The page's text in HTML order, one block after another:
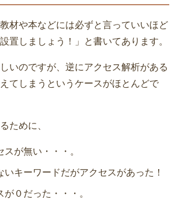
材や本などには必ずと言っていいほど
置しましょう！」と書いてあります。
いのですが、逆にアクセス解析がある
てしまうというケースがほとんどで
ために、
が無い・・・。
いキーワードだがアクセスがあった！
が０だった・・・。